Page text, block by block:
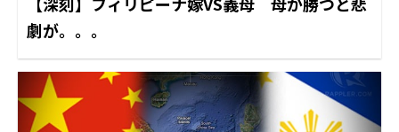
劇が。。。